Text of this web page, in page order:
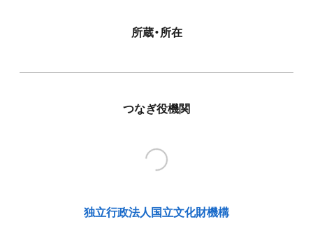
所蔵・所在
つなぎ役機関
独立行政法人国立文化財機構